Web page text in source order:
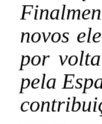
novos
por
pela